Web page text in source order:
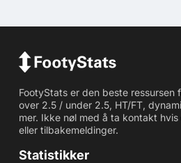
FootyStats er den beste ressursen
over 2.5 / under 2.5, HT/FT,
mer. Ikke nøl med å ta kontakt
eller tilbakemeldinger.
Statistikker